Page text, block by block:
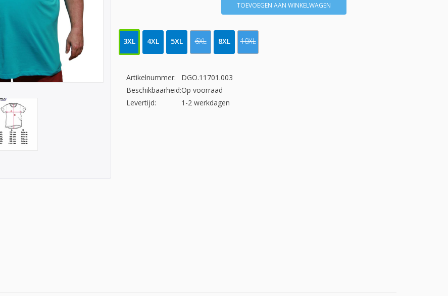
TOEVOEGEN AAN WINKELWAGEN
3XL 4XL 5XL 6XL 8XL 10XL
Artikelnummer:
DGO.11701.003
Beschikbaarheid:Op voorraad
Levertijd:
1-2 werkdagen